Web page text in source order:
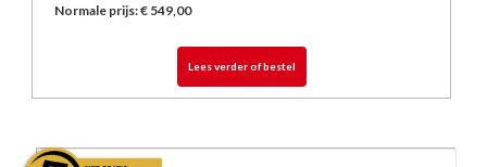
Normale prijs:€ 549,00
Lees verder of bestel